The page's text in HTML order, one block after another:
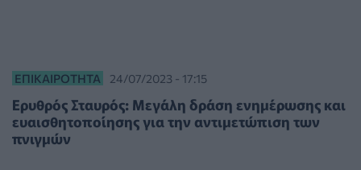
ΕΠΙΚΑΙΡΌΤΗΤΑ 24/07/2023 - 17:15
Ερυθρός Σταυρός: Μεγάλη δράση ενημέρωσης και
ευαισθητοποίησης για την αντιμετώπιση των
πνιγμών